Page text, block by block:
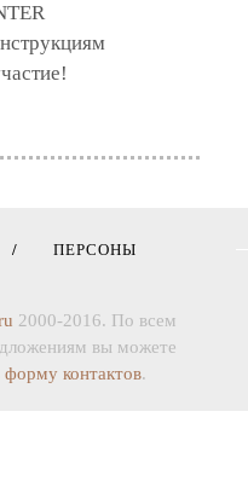
ПЕРСОНЫ
2000-2016. По всем
вы можете
форму контактов.